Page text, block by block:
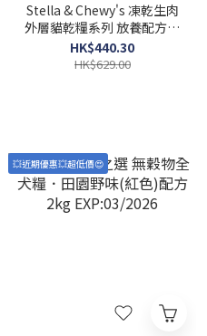
Stella & Chewy's 凍乾生肉
外層貓乾糧系列 放養配方．
10lb EXP:08/2026
HK$440.30
HK$629.00
💥近期優惠💥超低價😍